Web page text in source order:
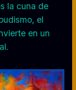
la cuna de
el
en un